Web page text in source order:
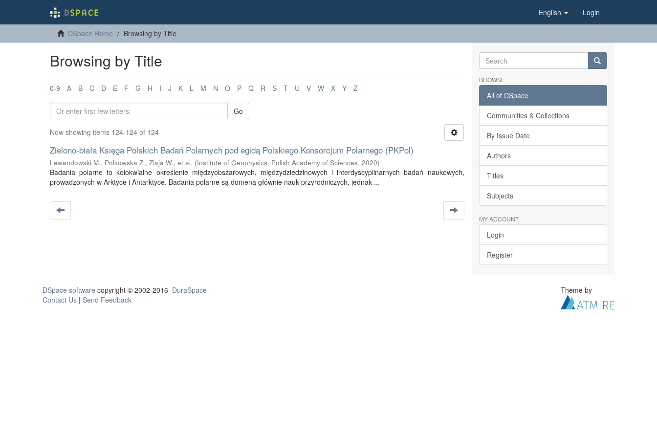
English Login
DSpace Home Browsing by Title
Browsing by Title
0-9 A B C D E F G H I J K L M N O P Q R S T U V W X Y Z
Go
Now showing items 124-124 of 124
Zielono-biała Księga Polskich Badań Polarnych pod egidą Polskiego Konsorcjum Polarnego (PKPol)
Lewandowski M., Polkowska Z., Ziaja W., et al. (Institute of Geophysics, Polish Academy of Sciences, 2020)
Badania polarne to kolokwialne określenie międzyobszarowych, międzydziedzinowych i interdyscyplinarnych badań naukowych,
prowadzonych w Arktyce i Antarktyce. Badania polarne są domeną głównie nauk przyrodniczych, jednak ...
BROWSE
All of DSpace
Communities & Collections
By Issue Date
Authors
Titles
Subjects
MY ACCOUNT
Login
Register
DSpace software copyright © 2002-2016 DuraSpace
Contact Us | Send Feedback
Theme by